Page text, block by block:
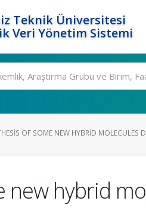
Teknik Üniversitesi
Veri Yönetim Sistemi
OF SOME NEW HYBRID MOLECULES
new hybrid